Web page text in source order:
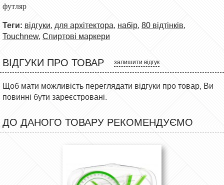
футляр
Теги: відгуки, для архітектора, набір, 80 відтінків,
Touchnew, Спиртові маркери
ВІДГУКИ ПРО ТОВАР залишити відгук
Щоб мати можливість переглядати відгуки про товар, Ви
повинні бути зареєстровані.
ДО ДАНОГО ТОВАРУ РЕКОМЕНДУЄМО